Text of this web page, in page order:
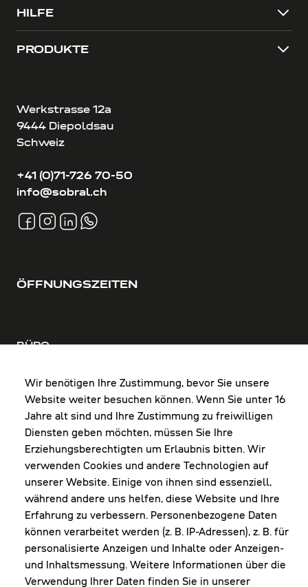
Wir benötigen Ihre Zustimmung, bevor Sie unsere
Website weiter besuchen können. Wenn Sie unter 16
Jahre alt sind und Ihre Zustimmung zu freiwilligen
Diensten geben möchten, müssen Sie Ihre
Erziehungsberechtigten um Erlaubnis bitten. Wir
verwenden Cookies und andere Technologien auf
unserer Website. Einige von ihnen sind essenziell,
während andere uns helfen, diese Website und Ihre
Erfahrung zu verbessern. Personenbezogene Daten
können verarbeitet werden (z. B. IP-Adressen), z. B. für
personalisierte Anzeigen und Inhalte oder Anzeigen-
und Inhaltsmessung. Weitere Informationen über die
Verwendung Ihrer Daten finden Sie in unserer
HILFE
PRODUKTE
Werkstrasse 12a
9444 Diepoldsau
Schweiz
+41 (0)71-726 70-50
info@sobral.ch
ÖFFNUNGSZEITEN
BÜRO
FR: 8:00-12:00 & 13:00-16:00 Uhr
Shop Diepoldsau
MO-Do: 8:00-12:00 & 13:00-17:30 Uhr
Fr: 8:00-16:00 Uhr
1. Samstag im Monat: 9:00-16:00 Uhr
NEWSLETTER
Erhalte Infos zu aktueller Arbeitskleidung für